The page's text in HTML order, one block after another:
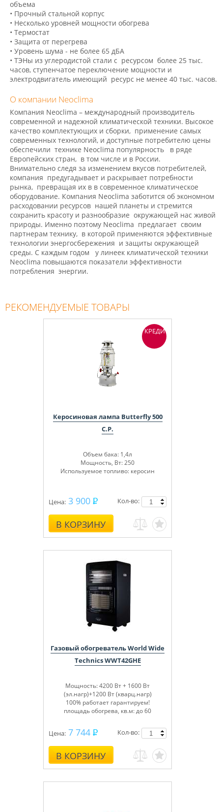
объема
• Прочный стальной корпус
• Несколько уровней мощности обогрева
• Термостат
• Защита от перегрева
• Уровень шума - не более 65 дБА
• ТЭНы из углеродистой стали с ресурсом более 25 тыс.
часов, ступенчатое переключение мощности и
электродвигатель имеющий ресурс не менее 40 тыс. часов.
О компании Neoclima
Компания Neoclima – международный производитель
современной и надежной климатической техники. Высокое
качество комплектующих и сборки, применение самых
современных технологий, и доступные потребителю цены
обеспечили технике Neoclima популярность в ряде
Европейских стран, в том числе и в России.
Внимательно следя за изменением вкусов потребителей,
компания предугадывает и раскрывает потребности
рынка, превращая их в в современное климатическое
оборудование. Компания Neoclima заботится об экономном
расходовании ресурсов нашей планеты и стремится
сохранить красоту и разнообразие окружающей нас живой
природы. Именно поэтому Neoclima предлагает своим
партнерам технику, в которой применяются эффективные
технологии энергосбережения и защиты окружающей
среды. С каждым годом у линеек климатической техники
Neoclima повышаются показатели эффективности
потребления энергии.
РЕКОМЕНДУЕМЫЕ ТОВАРЫ
Керосиновая лампа Butterfly 500
C.P.
Объем бака: 1,4л
Мощность, Вт: 250
Используемое топливо: керосин
Цена: 3 900
В КОРЗИНУ
Кол-во:
КРЕДИТ
Газовый обогреватель World Wide
Technics WWT42GHE
Мощность: 4200 Вт + 1600 Вт
(эл.нагр)+1200 Вт (кварц.нагр)
100% работает гарантируем!
площадь обогрева, кв.м: до 60
Цена: 7 744
В КОРЗИНУ
Кол-во: